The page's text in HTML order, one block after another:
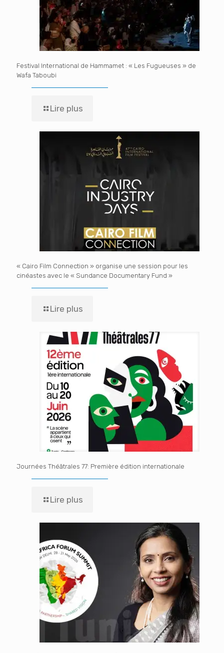
Festival International de Hammamet : « Les Fugueuses » de
Wafa Taboubi
Lire plus
« Cairo Film Connection » organise une session pour les
cinéastes avec le « Sundance Documentary Fund »
Lire plus
Journées Théâtrales 77: Première édition internationale
Lire plus